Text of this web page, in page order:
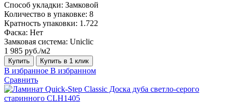
Способ укладки: Замковой
Количество в упаковке: 8
Кратность упаковки: 1.722
Фаска: Нет
Замковая система: Uniclic
1 985 руб./м2
Купить Купить в 1 клик
В избранное В избранном
Сравнить